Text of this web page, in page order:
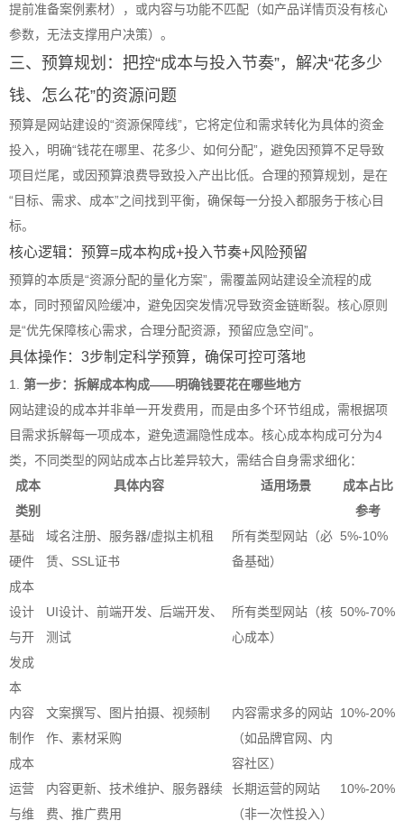
提前准备案例素材），或内容与功能不匹配（如产品详情页没有核心
参数，无法支撑用户决策）。
三、预算规划：把控“成本与投入节奏”，解决“花多少
钱、怎么花”的资源问题
预算是网站建设的“资源保障线”，它将定位和需求转化为具体的资金
投入，明确“钱花在哪里、花多少、如何分配”，避免因预算不足导致
项目烂尾，或因预算浪费导致投入产出比低。合理的预算规划，是在
“目标、需求、成本”之间找到平衡，确保每一分投入都服务于核心目
标。
核心逻辑：预算=成本构成+投入节奏+风险预留
预算的本质是“资源分配的量化方案”，需覆盖网站建设全流程的成
本，同时预留风险缓冲，避免因突发情况导致资金链断裂。核心原则
是“优先保障核心需求，合理分配资源，预留应急空间”。
具体操作：3步制定科学预算，确保可控可落地
1. 第一步：拆解成本构成——明确钱要花在哪些地方
网站建设的成本并非单一开发费用，而是由多个环节组成，需根据项
目需求拆解每一项成本，避免遗漏隐性成本。核心成本构成可分为4
类，不同类型的网站成本占比差异较大，需结合自身需求细化：
成本
类别
具体内容 适用场景
成本占比
参考
基础
硬件
成本
域名注册、服务器/虚拟主机租
赁、SSL证书
所有类型网站（必
备基础）
5%-10%
设计
与开
发成
本
UI设计、前端开发、后端开发、
测试
所有类型网站（核
心成本）
50%-70%
内容
制作
成本
文案撰写、图片拍摄、视频制
作、素材采购
内容需求多的网站
（如品牌官网、内
容社区）
10%-20%
运营
与维
内容更新、技术维护、服务器续
费、推广费用
长期运营的网站
（非一次性投入）
10%-20%